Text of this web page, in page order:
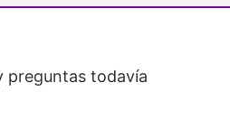
preguntas todavía